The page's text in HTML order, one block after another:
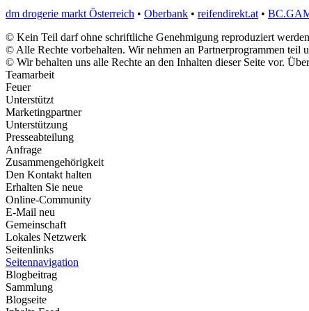
dm drogerie markt Österreich • Oberbank • reifendirekt.at •
© Kein Teil darf ohne schriftliche Genehmigung reproduziert
© Alle Rechte vorbehalten. Wir nehmen an Partnerprogrammen teil
© Wir behalten uns alle Rechte an den Inhalten dieser Seite vor.
Teamarbeit
Feuer
Unterstützt
Marketingpartner
Unterstützung
Presseabteilung
Anfrage
Zusammengehörigkeit
Den Kontakt halten
Erhalten Sie neue
Online-Community
E-Mail neu
Gemeinschaft
Lokales Netzwerk
Seitenlinks
Seitennavigation
Blogbeitrag
Sammlung
Blogseite